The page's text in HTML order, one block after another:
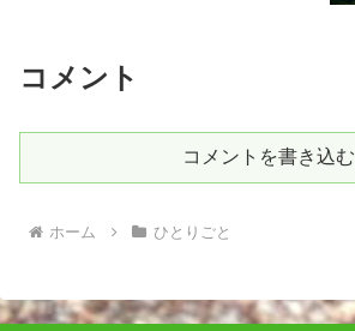
コメント
コメントを書き込む
ホーム ひとりごと